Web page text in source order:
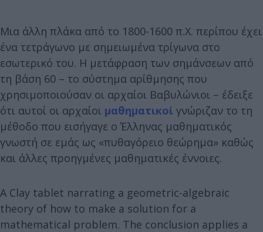
Μια άλλη πλάκα από το 1800-1600 π.Χ. περίπου έχει
ένα τετράγωνο με σημειωμένα τρίγωνα στο
εσωτερικό του. Η μετάφραση των σημάνσεων από
τη βάση 60 – το σύστημα αρίθμησης που
χρησιμοποιούσαν οι αρχαίοι Βαβυλώνιοι – έδειξε
ότι αυτοί οι αρχαίοι μαθηματικοί γνώριζαν το τη
μέθοδο που εισήγαγε ο Έλληνας μαθηματικός
γνωστή σε εμάς ως «πυθαγόρειο θεώρημα» καθώς
και άλλες προηγμένες μαθηματικές έννοιες.
A Clay tablet narrating a geometric-algebraic
theory of how to make a solution for a
mathematical problem. The conclusion applies a